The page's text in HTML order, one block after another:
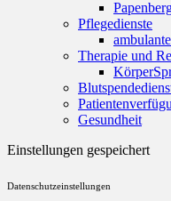
Pflegedienste
Therapie und
Gesundheit
Einstellungen gespeichert
Datenschutzeinstellungen